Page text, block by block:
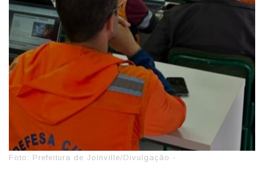
Foto: Prefeitura de Joinville/Divulgação -